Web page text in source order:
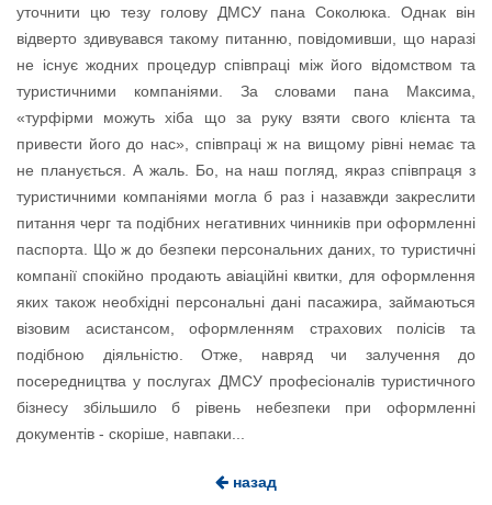
уточнити цю тезу голову ДМСУ пана Соколюка. Однак він
відверто здивувався такому питанню, повідомивши, що наразі
не існує жодних процедур співпраці між його відомством та
туристичними компаніями. За словами пана Максима,
«турфірми можуть хіба що за руку взяти свого клієнта та
привести його до нас», співпраці ж на вищому рівні немає та
не планується. А жаль. Бо, на наш погляд, якраз співпраця з
туристичними компаніями могла б раз і назавжди закреслити
питання черг та подібних негативних чинників при оформленні
паспорта. Що ж до безпеки персональних даних, то туристичні
компанії спокійно продають авіаційні квитки, для оформлення
яких також необхідні персональні дані пасажира, займаються
візовим асистансом, оформленням страхових полісів та
подібною діяльністю. Отже, навряд чи залучення до
посередництва у послугах ДМСУ професіоналів туристичного
бізнесу збільшило б рівень небезпеки при оформленні
документів - скоріше, навпаки...
назад